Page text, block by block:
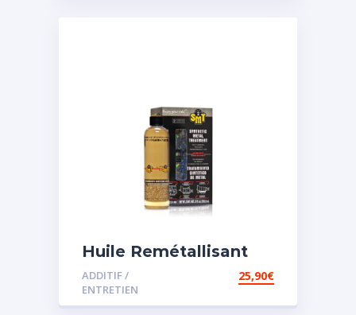
Huile Remétallisant
Moteur SMT2
ADDITIF /
ENTRETIEN
25,90€